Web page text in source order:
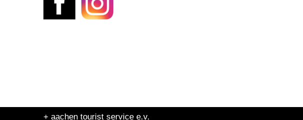
+ aachen tourist service e.v.